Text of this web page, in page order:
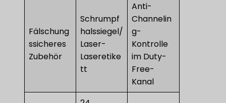
Fälschung
ssicheres
Zubehör
Schrumpf
halssiegel/
Laser-
Laseretike
tt
Anti-
Channelin
g-
Kontrolle
im Duty-
Free-
Kanal